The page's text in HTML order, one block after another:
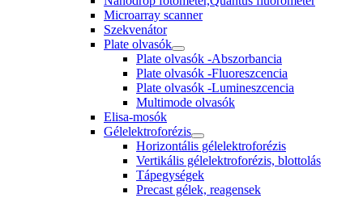
Microarray scanner
Szekvenátor
Plate olvasók
Plate olvasók -Abszorbancia
Plate olvasók -Fluoreszcencia
Plate olvasók -Lumineszcencia
Multimode olvasók
Elisa-mosók
Gélelektroforézis
Horizontális gélelektroforézis
Vertikális gélelektroforézis, blottolás
Tápegységek
Precast gélek, reagensek